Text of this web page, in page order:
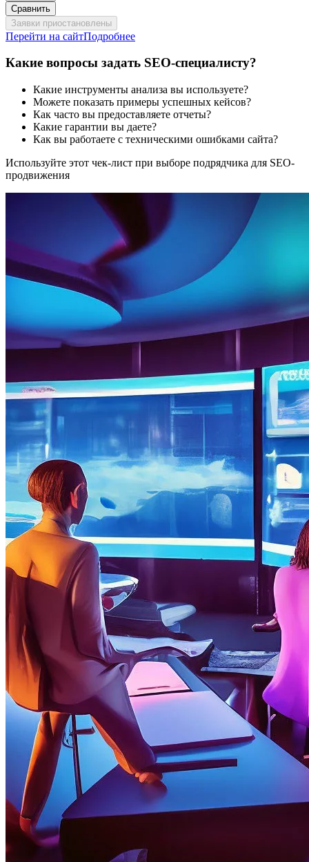
Сравнить
Заявки приостановлены
Перейти на сайтПодробнее
Какие вопросы задать SEO-специалисту?
Какие инструменты анализа вы используете?
Можете показать примеры успешных кейсов?
Как часто вы предоставляете отчеты?
Какие гарантии вы даете?
Как вы работаете с техническими ошибками сайта?
Используйте этот чек-лист при выборе подрядчика для SEO-
продвижения